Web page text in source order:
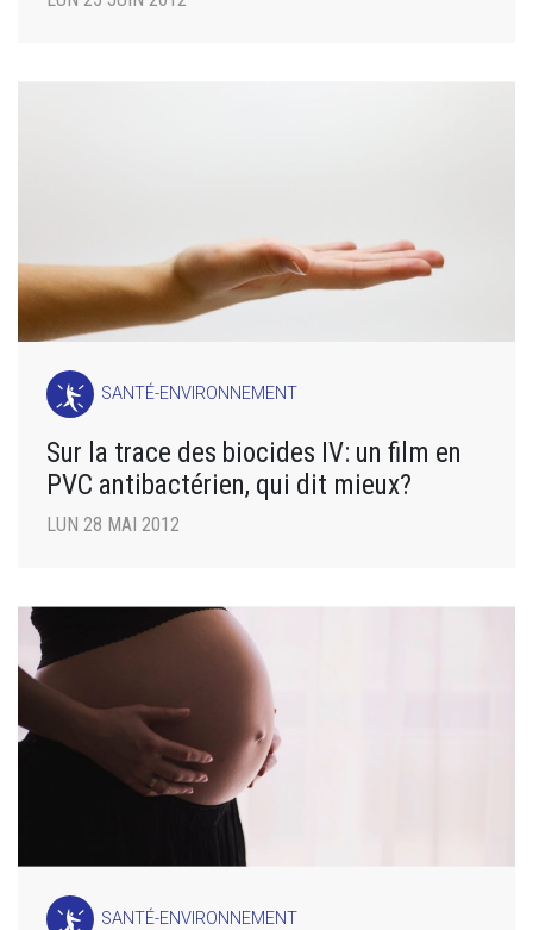
SANTÉ-ENVIRONNEMENT
Sur la trace des biocides IV: un film en
PVC antibactérien, qui dit mieux?
LUN 28 MAI 2012
SANTÉ-ENVIRONNEMENT